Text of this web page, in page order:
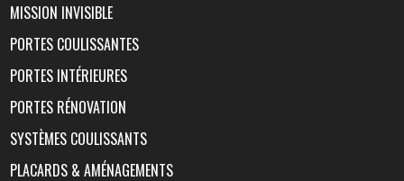
MISSION INVISIBLE
PORTES COULISSANTES
PORTES INTÉRIEURES
PORTES RÉNOVATION
SYSTÈMES COULISSANTS
PLACARDS & AMÉNAGEMENTS